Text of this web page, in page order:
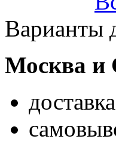
Варианты
Москва и